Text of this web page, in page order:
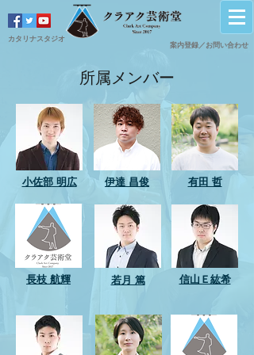
案内登録／​お問い合わせ
カタリナスタジオ
所属メンバー
​小佐部 明広 伊達 昌俊 有田 哲
長枝 航輝 若月 篤 信山Ｅ紘希